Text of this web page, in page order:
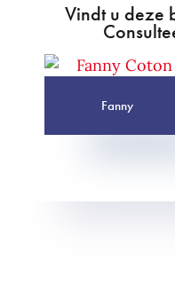
Vindt u deze
Fanny